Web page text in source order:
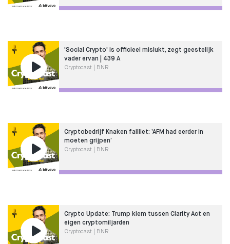
'Social Crypto' is officieel mislukt, zegt geestelijk
vader ervan | 439 A
Cryptocast | BNR
Cryptobedrijf Knaken failliet: ‘AFM had eerder in
moeten grijpen’
Cryptocast | BNR
Crypto Update: Trump klem tussen Clarity Act en
eigen cryptomiljarden
Cryptocast | BNR